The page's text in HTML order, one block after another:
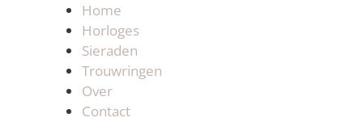
Home
Horloges
Sieraden
Trouwringen
Over
Contact